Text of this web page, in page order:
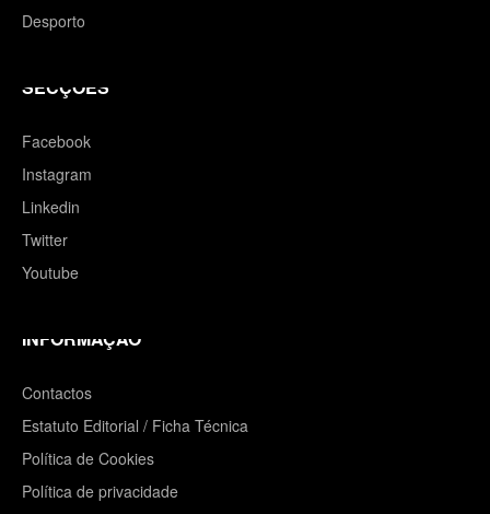
Desporto
SECÇÕES
Facebook
Instagram
Linkedin
Twitter
Youtube
INFORMAÇÃO
Contactos
Estatuto Editorial / Ficha Técnica
Política de Cookies
Política de privacidade